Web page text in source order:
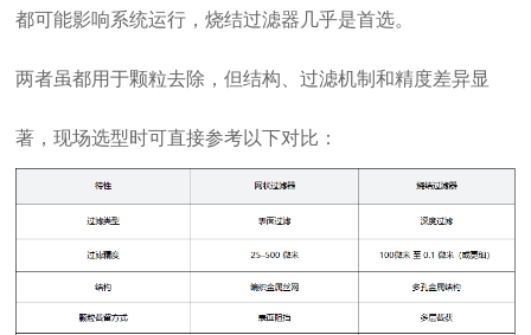
都可能影响系统运行，烧结过滤器几乎是首选。
两者虽都用于颗粒去除，但结构、过滤机制和精度差异显
著，现场选型时可直接参考以下对比：